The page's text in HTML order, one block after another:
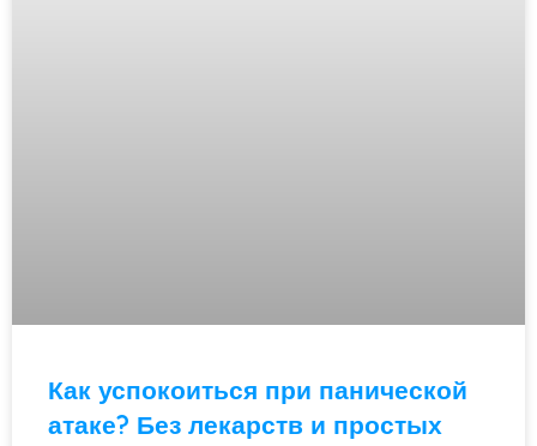
Как успокоиться при панической
атаке? Без лекарств и простых